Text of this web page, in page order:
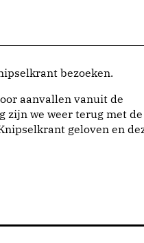
bezoeken.
aanvallen vanuit de
zijn we weer terug met de
geloven en